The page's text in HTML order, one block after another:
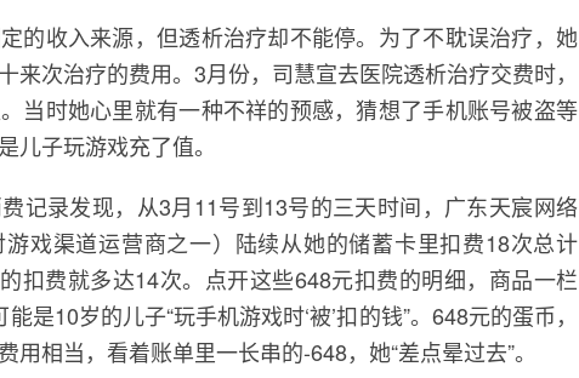
的收入来源，但透析治疗却不能停。为了不耽误治疗，她
来次治疗的费用。3月份，司慧宣去医院透析治疗交费时，
当时她心里就有一种不祥的预感，猜想了手机账号被盗等
儿子玩游戏充了值。
记录发现，从3月11号到13号的三天时间，广东天宸网络
戏渠道运营商之一）陆续从她的储蓄卡里扣费18次总计
扣费就多达14次。点开这些648元扣费的明细，商品一栏
是10岁的儿子“玩手机游戏时‘被’扣的钱”。648元的蛋币，
用相当，看着账单里一长串的-648，她“差点晕过去”。